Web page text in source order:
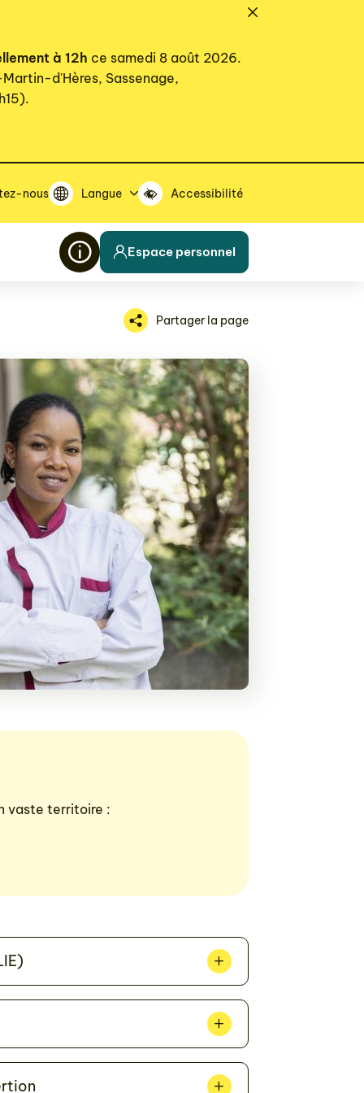
à 12h ce samedi 8 août 2026.
d'Hères, Sassenage,
nous Langue Accessibilité
Espace personnel
Partager la page
vaste territoire :